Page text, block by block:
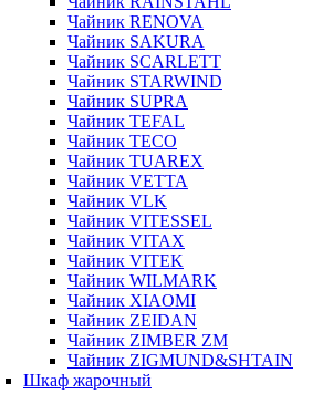
Чайник RENOVA
Чайник SAKURA
Чайник SCARLETT
Чайник STARWIND
Чайник SUPRA
Чайник TEFAL
Чайник TECO
Чайник TUAREX
Чайник VETTA
Чайник VLK
Чайник VITESSEL
Чайник VITAX
Чайник VITEK
Чайник WILMARK
Чайник XIAOMI
Чайник ZEIDAN
Чайник ZIMBER ZM
Чайник ZIGMUND&SHTAIN
Шкаф жарочный